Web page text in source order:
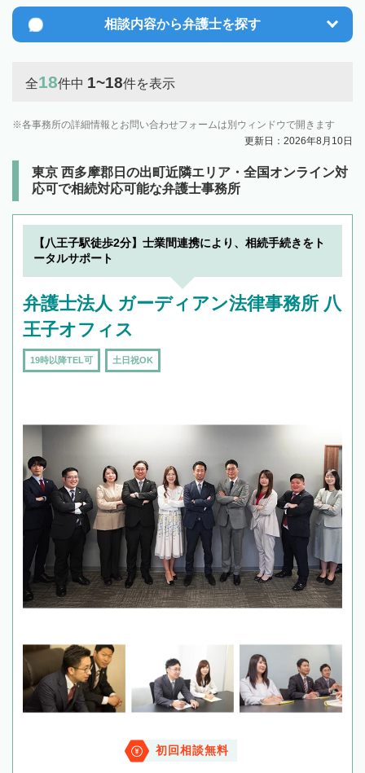
相談内容から弁護士を探す
全18件中 1~18件を表示
各事務所の詳細情報とお問い合わせフォームは別ウィンドウで開きます
更新日：2026年8月10日
東京 西多摩郡日の出町近隣エリア・全国オンライン対
応可で相続対応可能な弁護士事務所
【八王子駅徒歩2分】士業間連携により、相続手続きをト
ータルサポート
弁護士法人 ガーディアン法律事務所 八
王子オフィス
19時以降TEL可 土日祝OK
初回相談無料